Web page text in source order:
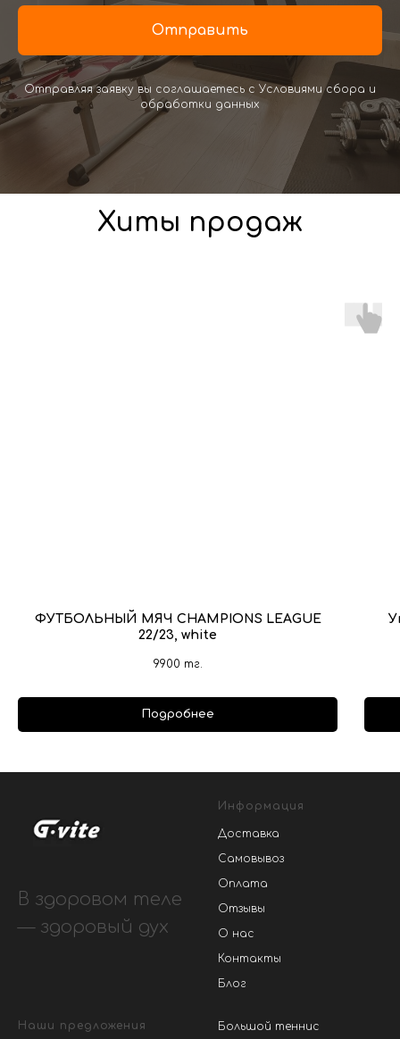
Отправить
Отправляя заявку вы соглашаетесь с Условиями сбора и
обработки данных
Хиты продаж
ФУТБОЛЬНЫЙ МЯЧ CHAMPIONS LEAGUE
22/23, white
9900 тг.
Подробнее
В здоровом теле
— здоровый дух
Информация
Доставка
Самовывоз
Оплата
Отзывы
О нас
Контакты
Блог
Наши предложения Большой теннис